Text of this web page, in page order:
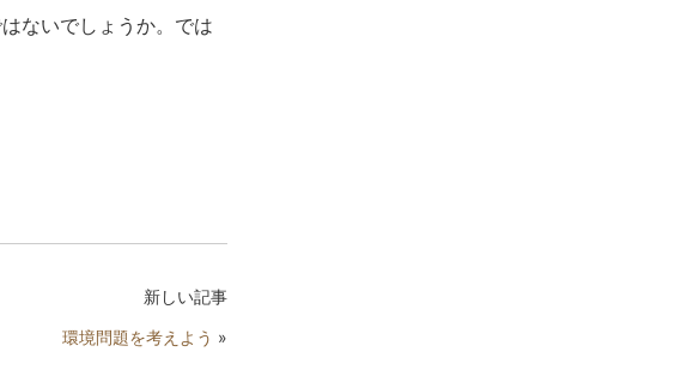
ないでしょうか。では
新しい記事
環境問題を考えよう »